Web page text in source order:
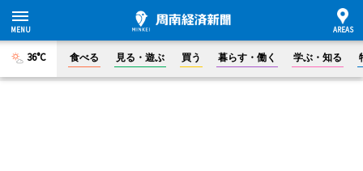
36°C 食べる 見る・遊ぶ 買う 暮らす・働く 学ぶ・知る